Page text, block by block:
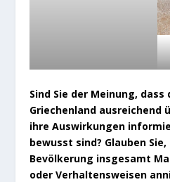
Sind Sie der Meinung, dass
Griechenland ausreichend
ihre Auswirkungen
bewusst sind? Glauben
Bevölkerung insgesamt
oder Verhaltensweisen